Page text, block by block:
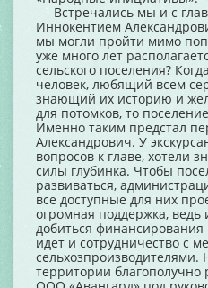
Встречались мы и с
Иннокентием
мы могли пройти мимо
уже много лет
сельского поселения?
человек, любящий всем
знающий их историю и
для потомков, то
Именно таким предстал
Александрович. У
вопросов к главе, хотели
силы глубинка. Чтобы
развиваться,
все доступные для них
огромная поддержка,
добиться
идет и сотрудничество с
сельхозпроизводителями.
территории благополучно